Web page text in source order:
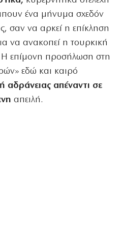
ένα μήνυμα σχεδόν
σαν να αρκεί η επίκληση
να ανακοπεί η τουρκική
Η επίμονη προσήλωση στη
εδώ και καιρό
αδράνειας απέναντι σε
απειλή.